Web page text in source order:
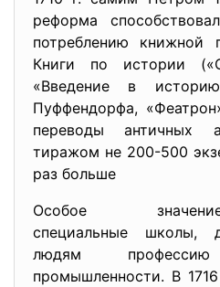
реформа
потреблению книжной
Книги по истории
«Введение в
Пуффендорфа,
переводы античных
тиражом не 200-500
раз больше
Особое
специальные школы,
людям
промышленности. В